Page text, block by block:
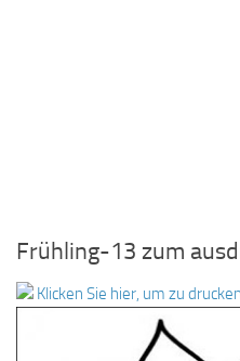
Frühling-13 zum
Klicken Sie hier, um zu drucken